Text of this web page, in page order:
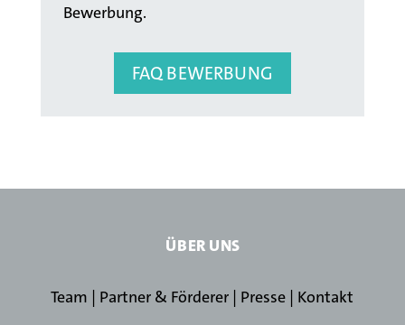
Bewerbung.
FAQ BEWERBUNG
ÜBER UNS
Team | Partner & Förderer | Presse | Kontakt